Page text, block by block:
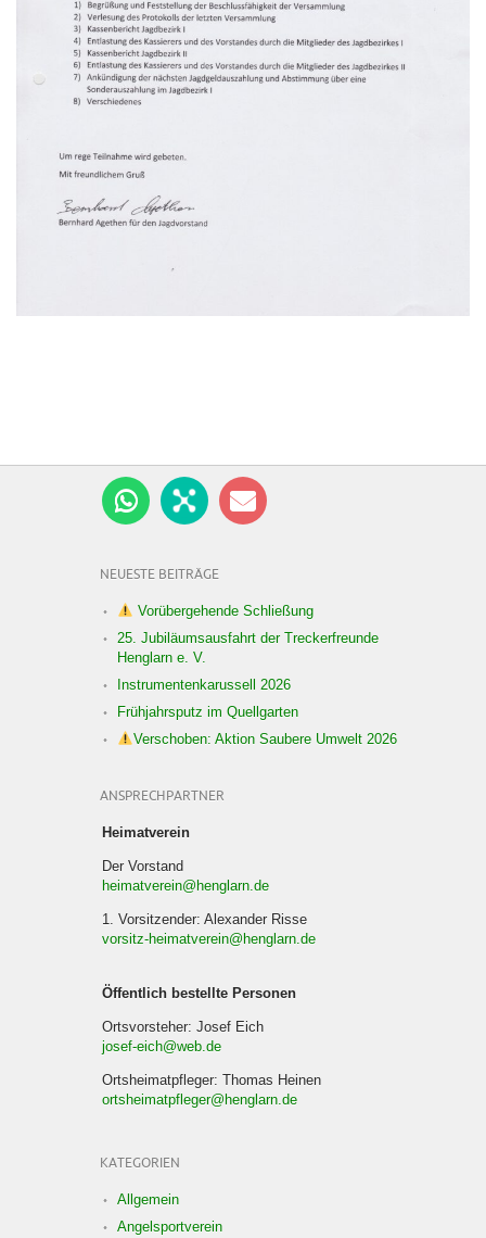
NEUESTE BEITRÄGE
Vorübergehende Schließung
25. Jubiläumsausfahrt der Treckerfreunde
Henglarn e. V.
Instrumentenkarussell 2026
Frühjahrsputz im Quellgarten
Verschoben: Aktion Saubere Umwelt 2026
ANSPRECHPARTNER
Heimatverein
Der Vorstand
heimatverein@henglarn.de
1. Vorsitzender: Alexander Risse
vorsitz-heimatverein@henglarn.de
Öffentlich bestellte Personen
Ortsvorsteher: Josef Eich
josef-eich@web.de
Ortsheimatpfleger: Thomas Heinen
ortsheimatpfleger@henglarn.de
KATEGORIEN
Allgemein
Angelsportverein